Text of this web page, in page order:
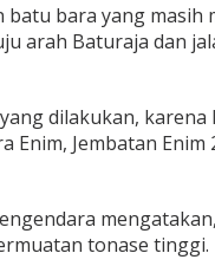
bara yang masih
arah Baturaja dan
dilakukan,
Jembatan Enim
tonase tinggi.